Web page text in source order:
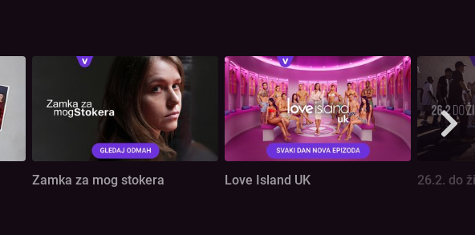
Zamka za mog stokera Love Island UK 26.2. do